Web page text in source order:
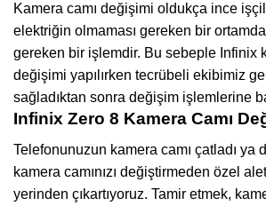
Kamera camı değişimi oldukça ince
elektriğin olmaması gereken bir
gereken bir işlemdir. Bu sebeple Infinix
değişimi yapılırken tecrübeli ekibimiz
sağladıktan sonra değişim işlemlerine
Infinix Zero 8 Kamera Camı
Telefonunuzun kamera camı çatladı ya
kamera camınızı değiştirmeden özel
yerinden çıkartıyoruz. Tamir etmek,